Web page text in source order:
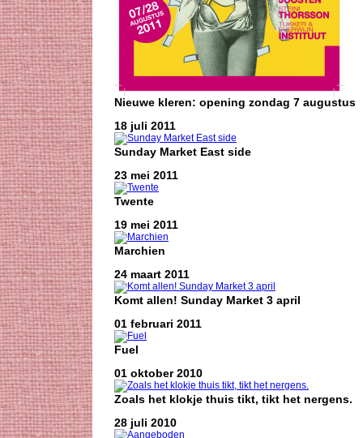
Nieuwe kleren: opening zondag 7 augustus
18 juli 2011
Sunday Market East side
23 mei 2011
Twente
19 mei 2011
Marchien
24 maart 2011
Komt allen! Sunday Market 3 april
01 februari 2011
Fuel
01 oktober 2010
Zoals het klokje thuis tikt, tikt het nergens.
28 juli 2010